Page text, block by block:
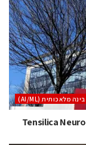
בינה מלאכותית (AI/ML)